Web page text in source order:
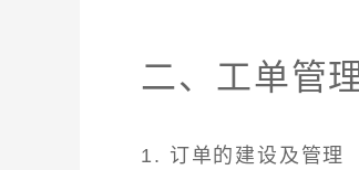
二、工单管
1. 订单的建设及管理